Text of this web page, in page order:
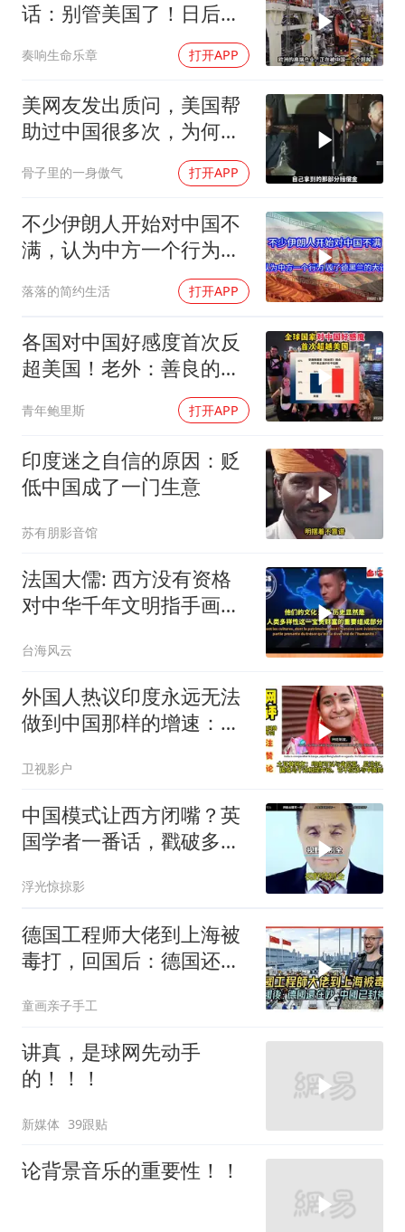
东航：国内客票提前14天免费退改
夯实基础开新局
话：别管美国了！日后只
有中方才是全球焦点
奏响生命乐章 打开APP
美网友发出质问，美国帮
助过中国很多次，为何中
骨子里的一身傲气 打开APP
不少伊朗人开始对中国不
满，认为中方一个行为毁
落落的简约生活 打开APP
各国对中国好感度首次反
超美国！老外：善良的中
青年鲍里斯 打开APP
印度迷之自信的原因：贬
低中国成了一门生意
苏有朋影音馆
法国大儒: 西方没有资格
对中华千年文明指手画
台海风云
外国人热议印度永远无法
做到中国那样的增速：中
卫视影户
中国模式让西方闭嘴？英
国学者一番话，戳破多年
浮光惊掠影
德国工程师大佬到上海被
毒打，回国后：德国还在
童画亲子手工
讲真，是球网先动手
的！！！
新媒体 39跟贴
论背景音乐的重要性！！